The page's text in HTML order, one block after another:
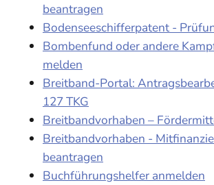
beantragen
Bodenseeschifferpatent -
Bombenfund oder andere
melden
Breitband-Portal:
127 TKG
Breitbandvorhaben –
Breitbandvorhaben -
beantragen
Buchführungshelfer anmelden